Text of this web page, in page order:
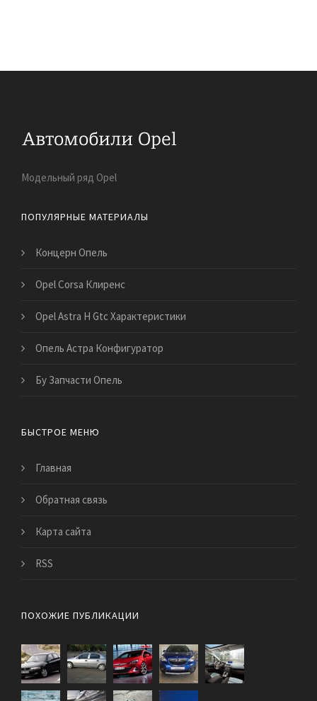
Модельный ряд Opel
ПОПУЛЯРНЫЕ МАТЕРИАЛЫ
Концерн Опель
Opel Corsa Клиренс
Opel Astra H Gtc Характеристики
Опель Астра Конфигуратор
Бу Запчасти Опель
БЫСТРОЕ МЕНЮ
Главная
Обратная связь
Карта сайта
RSS
ПОХОЖИЕ ПУБЛИКАЦИИ